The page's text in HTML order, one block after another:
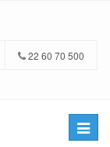
22 60 70 500
Toggle